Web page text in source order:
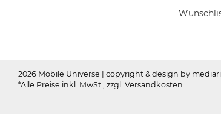
2026 Mobile Universe
| copyright & design by
*Alle Preise inkl. MwSt., zzgl. Versandkosten